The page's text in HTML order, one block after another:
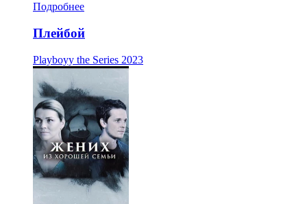
Подробнее
Плейбой
Playboyy the Series 2023